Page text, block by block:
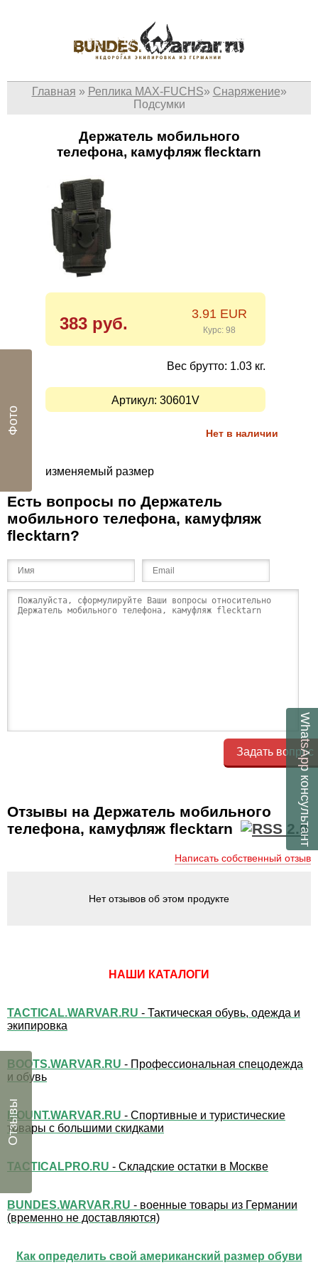
Главная » Реплика MAX-FUCHS» Снаряжение»
Подсумки
Держатель мобильного
телефона, камуфляж flecktarn
383 руб. 3.91 EUR
Курс: 98
Вес брутто: 1.03 кг.
Артикул: 30601V
Нет в наличии
изменяемый размер
Есть вопросы по Держатель
мобильного телефона, камуфляж
flecktarn?
Задать вопрос
Отзывы на Держатель мобильного
телефона, камуфляж flecktarn
Написать собственный отзыв
Нет отзывов об этом продукте
НАШИ КАТАЛОГИ
TACTICAL.WARVAR.RU - Тактическая обувь, одежда и
экипировка
BOOTS.WARVAR.RU - Профессиональная спецодежда
и обувь
MOUNT.WARVAR.RU - Спортивные и туристические
товары с большими скидками
TACTICALPRO.RU - Складские остатки в Москве
BUNDES.WARVAR.RU - военные товары из Германии
(временно не доставляются)
Как определить свой американский размер обуви
WhatsApp
консультант
Фото
Отзывы